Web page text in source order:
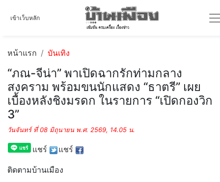
เข้าเว็บหลัก
หน้าแรก บันเทิง
“ภณ-จีน่า” พาเปิดฉากรักท่ามกลาง
สงคราม พร้อมขนนักแสดง “ธาตรี” เผย
เบื้องหลังชิงมรดก ในรายการ “เปิดกองวิก
3”
วันจันทร์ ที่ 08 มิถุนายน พ.ศ. 2569, 14.05 น.
แชร์ แชร์
ติดตามบ้านเมือง